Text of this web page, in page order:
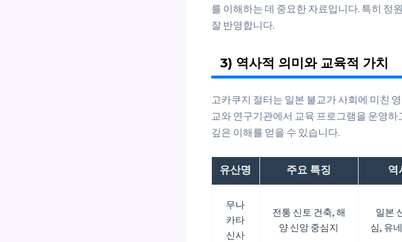
를 이해하는 데 중요한 자료입니다. 특히 정
잘 반영합니다.
3) 역사적 의미와 교육적 가치
고카쿠지 절터는 일본 불교가 사회에 미친
교와 연구기관에서 교육 프로그램을 운영
깊은 이해를 얻을 수 있습니다.
유산명 주요 특징 역
무나
카타
신사
전통 신토 건축, 해
양 신앙 중심지
일본
심, 유